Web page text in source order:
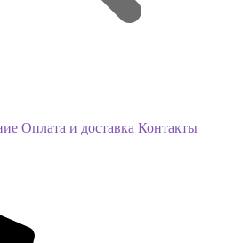
Оплата и доставка Контакты